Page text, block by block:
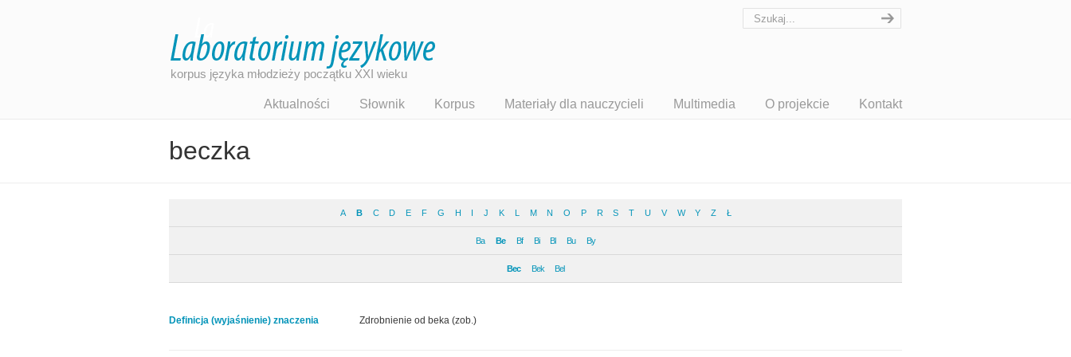
korpus języka młodzieży początku XXI wieku
Aktualności Słownik Korpus Materiały dla nauczycieli Multimedia O projekcie Kontakt
beczka
A B C D E F G H I J K L M N O P R S T U V W Y Z Ł
Ba Be Bf Bi Bl Bu By
Bec Bek Bel
Defi­ni­cja (wyja­śnie­nie) zna­cze­nia Zdrob­nie­nie od beka (zob.)